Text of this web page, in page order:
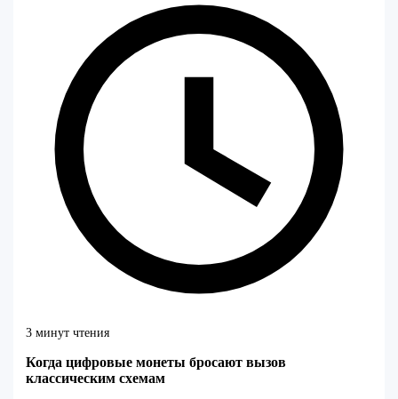
3 минут чтения
Когда цифровые монеты бросают вызов
классическим схемам